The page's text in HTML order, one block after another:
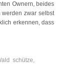
Ownern, beides
werden zwar selbst
erkennen, dass
schütze,